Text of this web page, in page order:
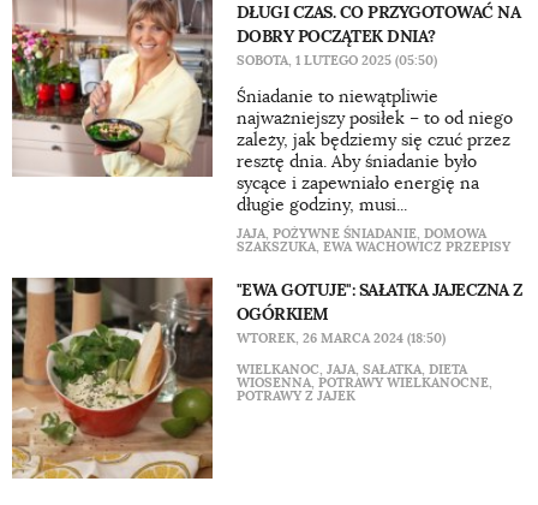
DŁUGI CZAS. CO PRZYGOTOWAĆ NA
DOBRY POCZĄTEK DNIA?
SOBOTA, 1 LUTEGO 2025 (05:50)
Śniadanie to niewątpliwie
najważniejszy posiłek – to od niego
zależy, jak będziemy się czuć przez
resztę dnia. Aby śniadanie było
sycące i zapewniało energię na
długie godziny, musi...
JAJA, POŻYWNE ŚNIADANIE, DOMOWA
SZAKSZUKA, EWA WACHOWICZ PRZEPISY
"EWA GOTUJE": SAŁATKA JAJECZNA Z
OGÓRKIEM
WTOREK, 26 MARCA 2024 (18:50)
WIELKANOC, JAJA, SAŁATKA, DIETA
WIOSENNA, POTRAWY WIELKANOCNE,
POTRAWY Z JAJEK